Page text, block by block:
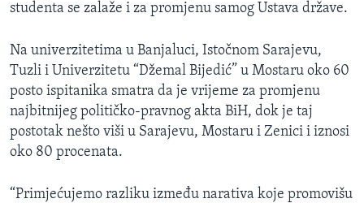
studenta se zalaže i za promjenu samog Ustava države.
Na univerzitetima u Banjaluci, Istočnom Sarajevu,
Tuzli i Univerzitetu “Džemal Bijedić” u Mostaru oko 60
posto ispitanika smatra da je vrijeme za promjenu
najbitnijeg političko-pravnog akta BiH, dok je taj
postotak nešto viši u Sarajevu, Mostaru i Zenici i iznosi
oko 80 procenata.
“Primjećujemo razliku između narativa koje promovišu